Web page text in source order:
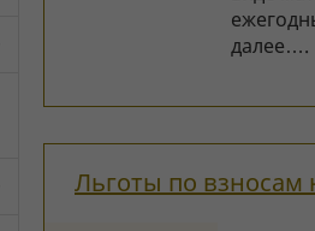
далее….
Льготы по взносам